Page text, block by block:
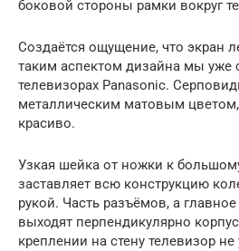
боковой стороны рамки вокруг
Создаётся ощущение, что экран
таким аспектом дизайна мы уже
телевизорах Panasonic.
металлическим матовым
красиво.
Узкая шейка от ножки к
заставляет всю конструкцию
рукой. Часть разъёмов, а
выходят перпендикулярно
креплении на стену телевизор